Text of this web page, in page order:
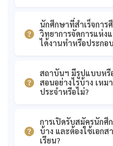
นักศึกษาที่สำเร็จการ
วิทยาการจัดการแห่ง
ได้งานทำหรือประกอ
สถาบันฯ มีรูปแบบหรื
สอนอย่างไรบ้าง เห
ประจำหรือไม่?
การเปิดรับสมัครนักศึ
บ้าง และต้องใช้เอกส
เรียน?